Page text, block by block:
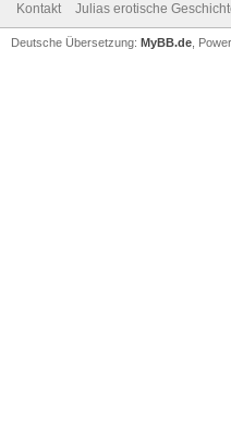
Kontakt Julias erotische
Deutsche Übersetzung: MyBB.de ,